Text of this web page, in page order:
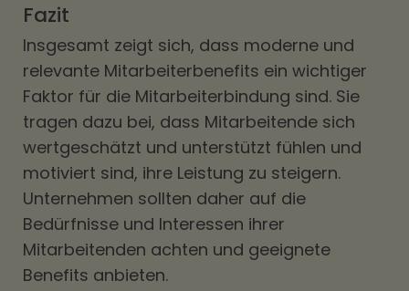
Fazit
Insgesamt zeigt sich, dass moderne und
relevante Mitarbeiterbenefits ein wichtiger
Faktor für die Mitarbeiterbindung sind. Sie
tragen dazu bei, dass Mitarbeitende sich
wertgeschätzt und unterstützt fühlen und
motiviert sind, ihre Leistung zu steigern.
Unternehmen sollten daher auf die
Bedürfnisse und Interessen ihrer
Mitarbeitenden achten und geeignete
Benefits anbieten.